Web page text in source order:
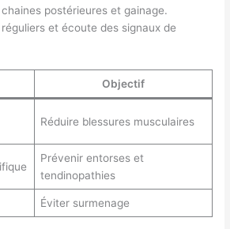
postérieures et gainage.
et écoute des signaux de
Objectif
Réduire blessures musculaires
Prévenir entorses et
tendinopathies
Éviter surmenage